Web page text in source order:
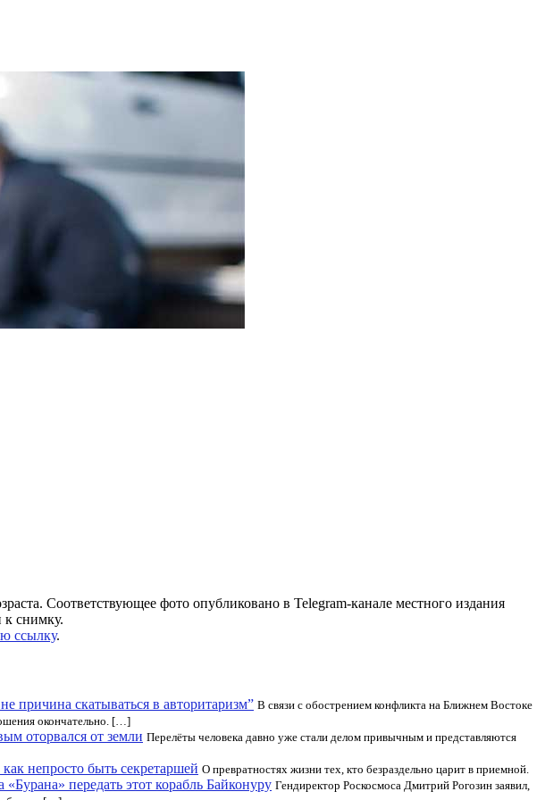
Соответствующее фото опубликовано в Telegram-канале местного издания
снимку.
ссылку.
причина скатываться в авторитаризм” В связи с обострением конфликта на Ближнем Востоке
окончательно. […]
оторвался от земли Перелёты человека давно уже стали делом привычным и представляются
непросто быть секретаршей О превратностях жизни тех, кто безраздельно царит в приемной.
«Бурана» передать этот корабль Байконуру Гендиректор Роскосмоса Дмитрий Рогозин заявил,